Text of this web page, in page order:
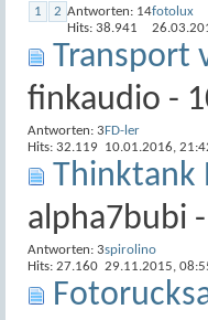
1 2 Antworten: 14
Hits: 38.941
fotolux
Transport
finkaudio -
Antworten: 3
Hits: 32.119
FD-ler
10.01.2016,
Thinktank
alpha7bubi
Antworten: 3
Hits: 27.160
spirolino
29.11.2015,